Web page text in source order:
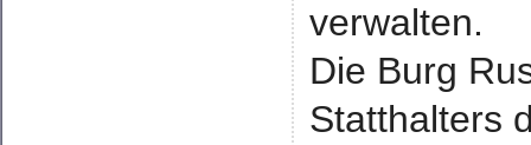
verwalten.
Die Burg
Statthalters